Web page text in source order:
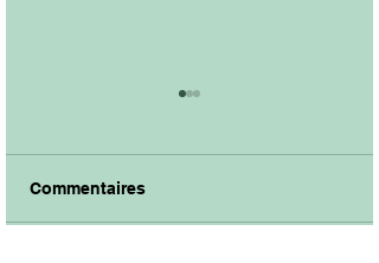
Commentaires